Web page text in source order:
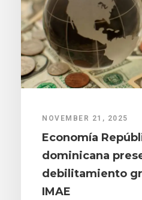
NOVEMBER 21, 2025
Economía
dominicana
debilitamiento
IMAE